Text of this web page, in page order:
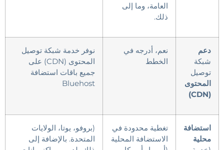
العامة، وما إلى
ذلك.
دعم
شبكة
توصيل
المحتوى
(CDN)
نعم، أدرجه في
الخطط
نوفر خدمة شبكة توصيل
المحتوى (CDN) على
جميع باقات استضافة
Bluehost
استضافة
محلية
تغطية محدودة في
الاستضافة المحلية
(بروفو، يوتا، الولايات
المتحدة. بالإضافة إلى